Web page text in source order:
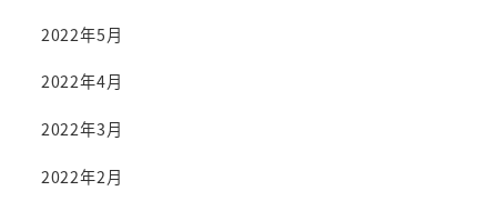
2022年5月
2022年4月
2022年3月
2022年2月